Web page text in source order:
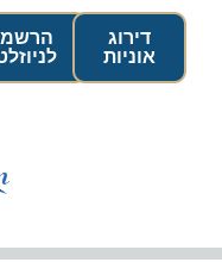
דירוג
אוניות